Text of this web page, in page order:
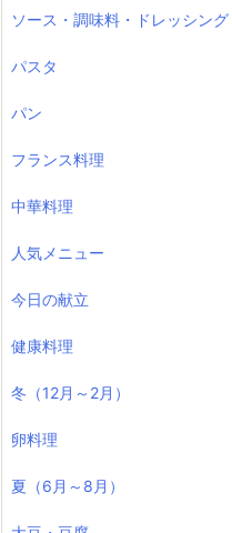
ソース・調味料・ドレッシング
パスタ
パン
フランス料理
中華料理
人気メニュー
今日の献立
健康料理
冬（12月～2月）
卵料理
夏（6月～8月）